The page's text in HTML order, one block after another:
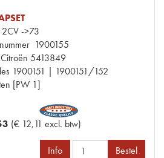
2CV ->73
1900155
5413849
1900151 | 1900151/152
[PW 1]
(€ 12,11 excl. btw)
Info Bestel